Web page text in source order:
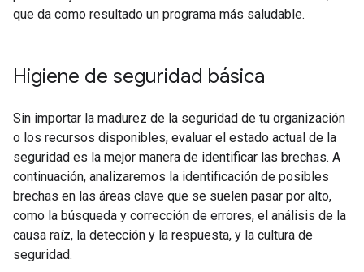
que da como resultado un programa más saludable.
Higiene de seguridad básica
Sin importar la madurez de la seguridad de tu organización
o los recursos disponibles, evaluar el estado actual de la
seguridad es la mejor manera de identificar las brechas. A
continuación, analizaremos la identificación de posibles
brechas en las áreas clave que se suelen pasar por alto,
como la búsqueda y corrección de errores, el análisis de la
causa raíz, la detección y la respuesta, y la cultura de
seguridad.